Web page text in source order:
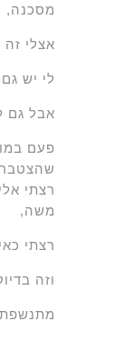
מסכנה,
אצלי זה
לי יש
אבל גם
פעם
רצתי
משה,
רצתי
וזה